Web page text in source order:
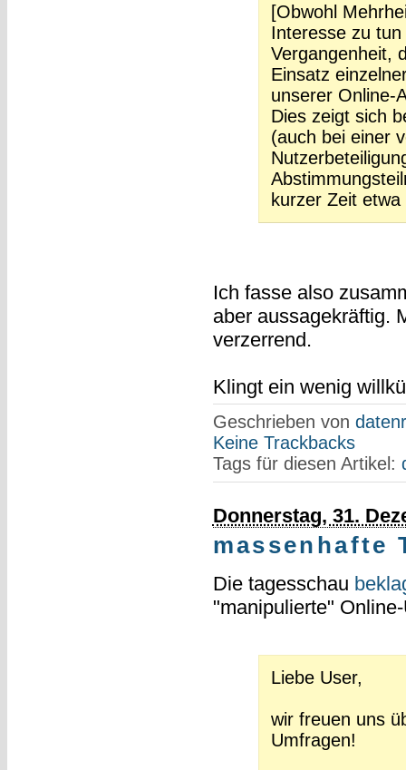
[Obwohl
Interesse zu
Vergangenheit,
Einsatz
unserer Online-
Dies zeigt sich
(auch bei einer
kurzer Zeit
Ich fasse also
aber aussagekräftig.
verzerrend.
Klingt ein wenig
Geschrieben von
Keine Trackbacks
Tags für diesen Artikel:
Donnerstag, 31.
massenhafte
Die tagesschau
"manipulierte"
Liebe User,
wir freuen uns
Umfragen!